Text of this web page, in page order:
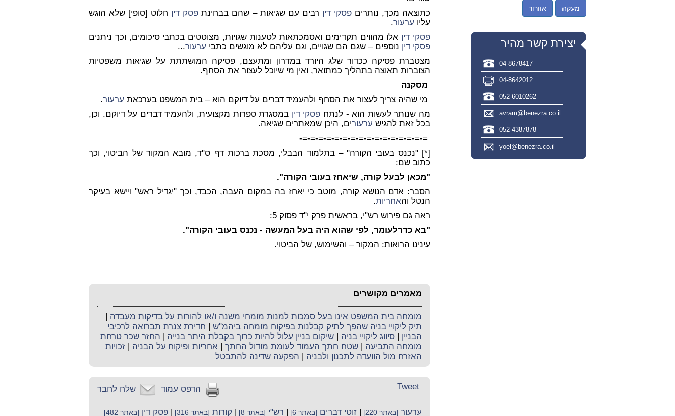
כתוצאה מכך, נותריםפסקי דין רבים עם שגיאות – שהם בבחינת פסק דין חלוט [סופי] שלא הוגש
עליו ערעור.
פסקי דין אלו מהווים תקדימים ואסמכתאות לטענות שגויות, מצוטטים בכתבי סיכומים, וכך ניתנים
פסקי דין נוספים – שגם הם שגויים, וגם עליהם לא מוגשים כתבי ערעור...
מצטברת פסיקה ככדור שלג היורד במדרון ומתעצם, פסיקה המושתתת על שגיאות משפטיות
הצוברות תאוצה בתהליך כמתואר, ואין מי שיוכל לעצור את הסחף.
מסקנה
מי שהיה צריך לעצור את הסחף ולהעמיד דברים על דיוקם הוא – בית המשפט בערכאת ערעור.
מה שנותר לעשות הוא - לנתח פסקי דין במסגרת ספרות מקצועית, ולהעמיד דברים על דיוקם. וכן,
בכל זאת להגיש ערעורים, היכן שמאתרים שגיאה.
=-=-=-=-=-=-=-=-=-=-=-=-=-=-=-=-
[*] "נכנס בעובי הקורה" – בתלמוד הבבלי, מסכת ברכות דף ס"ד, מובא המקור של הביטוי, וכך
כתוב שם:
"מכאן לבעל קורה, שיאחז בעובי הקורה".
הסבר: אדם הנושא קורה, מוטב כי יאחז בה במקום העבה, הכבד, וכך "יגדיל ראש" ויישא בעיקר
הנטל והאחריות.
ראה גם פירוש רש"י, בראשית פרק י"ד פסוק 5:
"בא כדרלעומר, לפי שהוא היה בעל המעשה - נכנס בעובי הקורה".
עינינו הרואות: המקור – והשימוש, של הביטוי.
מאמרים מקושרים
מומחה בית המשפט אינו בעל סמכות למנות מומחי משנה ו/או להורות על בדיקות מעבדה |
תיק ליקויי בניה שהפך לתיק קבלנות בפיקוח מומחה ביהמ"ש | חדירת צנרת תברואה לרכיבי
הבניין | סיווג ליקויי בניה | שיקום בניין עלול להיות כרוך בקבלת היתר בנייה | החזר שכר טרחת
מומחה התביעה | שטח חתך העמוד לעומת מודול החתך | אחריות ופיקוח על הבניה | זכויות
האזרח מול הוועדה לתכנון ולבניה | הפקעה שדינה להתבטל
שלח לחבר הדפס עמוד Tweet
ערעור [באתר 220] | זוטי דברים [באתר 6] | רש"י [באתר 8] | קורות [באתר 316] | פסק דין [באתר 482]
מעקה אוורור
יצירת קשר מהיר
04-8678417
04-8642012
052-6010262
avram@benezra.co.il
052-4387878
yoel@benezra.co.il